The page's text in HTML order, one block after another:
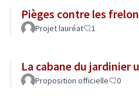
Pièges contre les
Projet lauréat 1
La cabane du jardinier
Proposition officielle 0